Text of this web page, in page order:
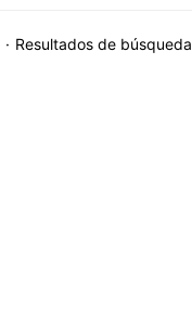
Resultados de búsqueda
·